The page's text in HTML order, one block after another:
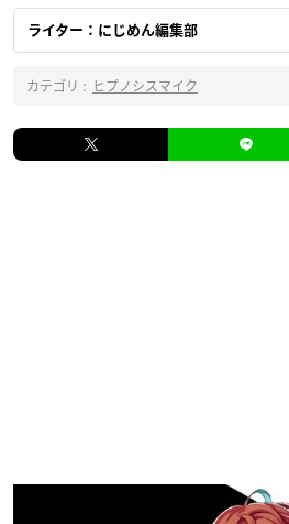
ライター：にじめん編集部
カテゴリ : ヒプノシスマイク